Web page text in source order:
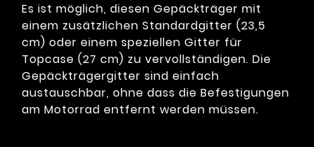
Es ist möglich, diesen Gepäckträger mit
einem zusätzlichen Standardgitter (23,5
cm) oder einem speziellen Gitter für
Topcase (27 cm) zu vervollständigen. Die
Gepäckträgergitter sind einfach
austauschbar, ohne dass die Befestigungen
am Motorrad entfernt werden müssen.